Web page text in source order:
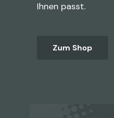
Ihnen passt.
Zum Shop